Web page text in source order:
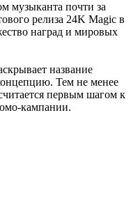
музыканта почти за
релиза 24K Magic в
наград и мировых
название
Тем не менее
первым шагом к
кампании.